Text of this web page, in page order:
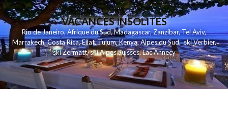
VACANCES INSOLITES
Rio de Janeiro,Afrique du Sud,Madagascar,Zanzibar,Tel Aviv,
Marrakech,Costa Rica,Eilat,Tulum,Kenya,Alpes du Sud,ski Verbier,
ski Zermatt,ski Alpes Suisses,Lac Annecy